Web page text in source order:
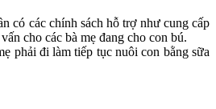
có các chính sách hỗ trợ như cung cấp
cho các bà mẹ đang cho con bú.
đi làm tiếp tục nuôi con bằng sữa